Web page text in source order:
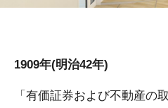
1909年(明治42年)
「有価証券および不動産の